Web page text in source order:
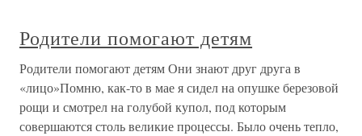
Родители помогают детям
Родители помогают детям Они знают друг друга в
«лицо»Помню, как-то в мае я сидел на опушке березовой
рощи и смотрел на голубой купол, под которым
совершаются столь великие процессы. Было очень тепло,